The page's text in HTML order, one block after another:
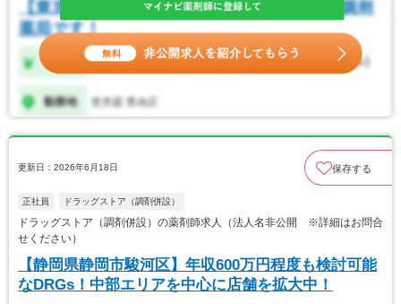
更新日：2026年6月18日 保存する
正社員 ドラッグストア（調剤併設）
ドラッグストア（調剤併設）の薬剤師求人（法人名非公開 ※詳細はお問合
せください）
【静岡県静岡市駿河区】年収600万円程度も検討可能
なDRGs！中部エリアを中心に店舗を拡大中！